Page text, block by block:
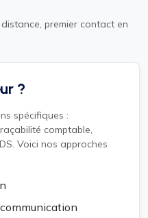
premier contact en
?
spécifiques :
comptable,
Voici nos approches